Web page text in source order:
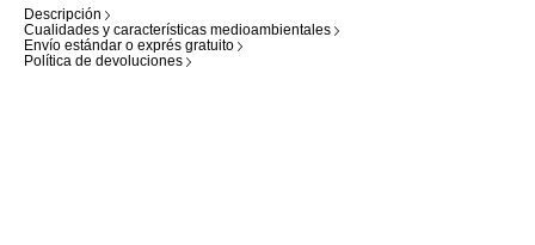
Descripción
Cualidades y características medioambientales
Envío estándar o exprés gratuito
Política de devoluciones